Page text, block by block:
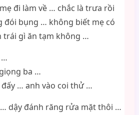
đi làm về … chắc là trưa rồi
đói bụng … không biết mẹ có
trái gì ăn tạm không …
…
ba …
… anh vào coi thử …
dậy đánh răng rửa mặt thôi …